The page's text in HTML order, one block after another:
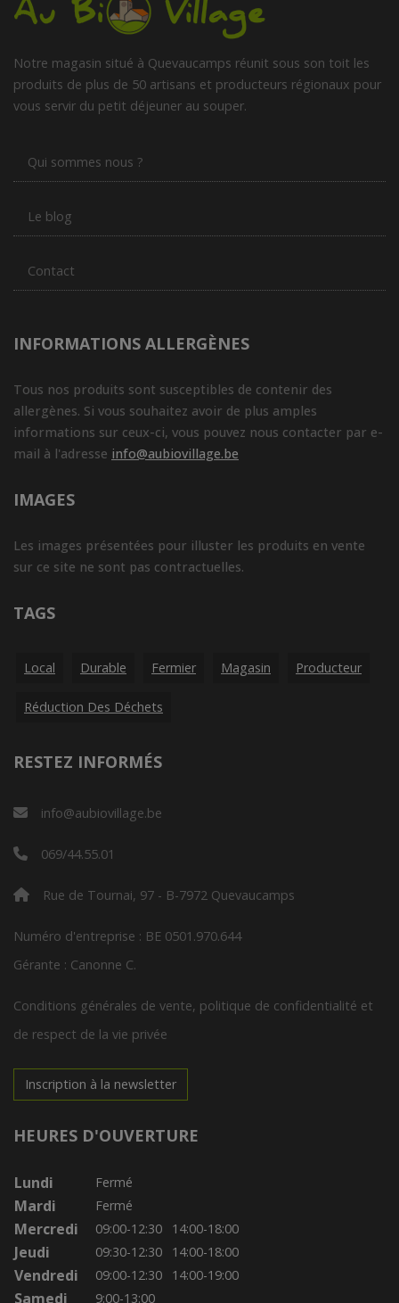
Notre magasin situé à Quevaucamps réunit sous son toit les
produits de plus de 50 artisans et producteurs régionaux pour
vous servir du petit déjeuner au souper.
Qui sommes nous ?
Le blog
Contact
INFORMATIONS ALLERGÈNES
Tous nos produits sont susceptibles de contenir des
allergènes. Si vous souhaitez avoir de plus amples
informations sur ceux-ci, vous pouvez nous contacter par e-
mail à l'adresse info@aubiovillage.be
IMAGES
Les images présentées pour illuster les produits en vente
sur ce site ne sont pas contractuelles.
TAGS
Local Durable Fermier Magasin Producteur
Réduction Des Déchets
RESTEZ INFORMÉS
info@aubiovillage.be
069/44.55.01
Rue de Tournai, 97 - B-7972 Quevaucamps
Numéro d'entreprise : BE 0501.970.644
Gérante : Canonne C.
Conditions générales de vente, politique de confidentialité et
de respect de la vie privée
Inscription à la newsletter
HEURES D'OUVERTURE
Lundi Fermé
Mardi Fermé
Mercredi 09:00-12:30 14:00-18:00
Jeudi 09:30-12:30 14:00-18:00
Vendredi 09:00-12:30 14:00-19:00
Samedi 9:00-13:00